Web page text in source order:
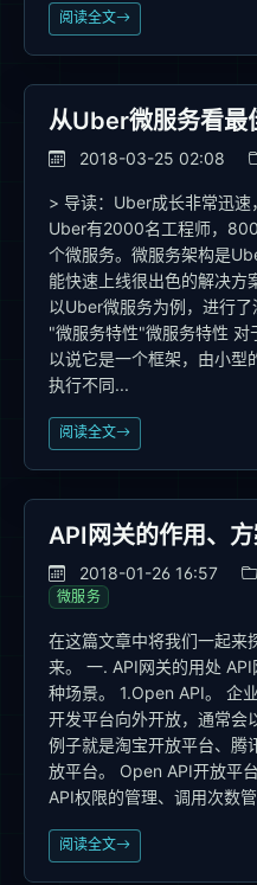
阅读全文
从Uber微服务看最
2018-03-25 02:08
> 导读：Uber成长非常迅
Uber有2000名工程师，
个微服务。微服务架构是
能快速上线很出色的解决方
以Uber微服务为例，进行
"微服务特性"微服务特性 对
以说它是一个框架，由小型
执行不同...
阅读全文
API网关的作用、
2018-01-26 16:57
微服务
在这篇文章中将我们一起来
来。 一. API网关的用处
种场景。 1.Open API。 企
开发平台向外开放，通常会
例子就是淘宝开放平台、腾
放平台。 Open API开放平
API权限的管理、调用次数
阅读全文